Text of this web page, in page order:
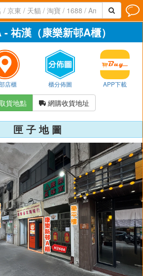
 
祐漢（康樂新邨A櫃）
店櫃 櫃分佈圖 APP下載
貨地點 網購收貨地址
匣 子 地 圖